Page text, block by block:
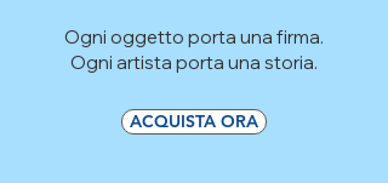
Ogni oggetto porta una firma.
Ogni artista porta una storia.
ACQUISTA ORA